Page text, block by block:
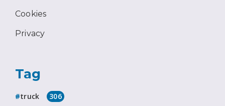
Cookies
Privacy
Tag
truck 306